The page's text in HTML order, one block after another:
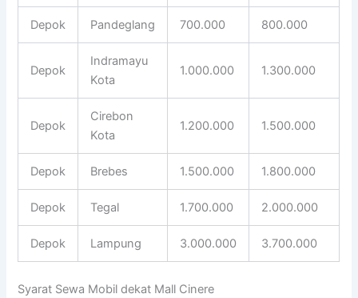
Depok Pandeglang 700.000 800.000
Depok
Indramayu
Kota
1.000.000 1.300.000
Depok
Cirebon
Kota
1.200.000 1.500.000
Depok Brebes 1.500.000 1.800.000
Depok Tegal 1.700.000 2.000.000
Depok Lampung 3.000.000 3.700.000
Syarat Sewa Mobil dekat Mall Cinere